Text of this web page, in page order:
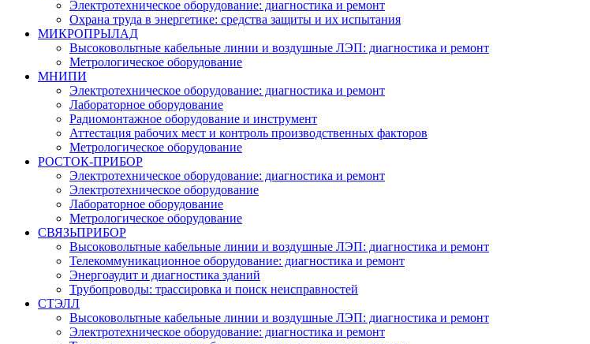
Электротехническое оборудование: диагностика и ремонт
Охрана труда в энергетике: средства защиты и их испытания
МИКРОПРЫЛАД
Высоковольтные кабельные линии и воздушные ЛЭП: диагностика и ремонт
Метрологическое оборудование
МНИПИ
Электротехническое оборудование: диагностика и ремонт
Лабораторное оборудование
Радиомонтажное оборудование и инструмент
Аттестация рабочих мест и контроль производственных факторов
Метрологическое оборудование
РОСТОК-ПРИБОР
Электротехническое оборудование: диагностика и ремонт
Электротехническое оборудование
Лабораторное оборудование
Метрологическое оборудование
СВЯЗЬПРИБОР
Высоковольтные кабельные линии и воздушные ЛЭП: диагностика и ремонт
Телекоммуникационное оборудование: диагностика и ремонт
Энергоаудит и диагностика зданий
Трубопроводы: трассировка и поиск неисправностей
СТЭЛЛ
Высоковольтные кабельные линии и воздушные ЛЭП: диагностика и ремонт
Электротехническое оборудование: диагностика и ремонт